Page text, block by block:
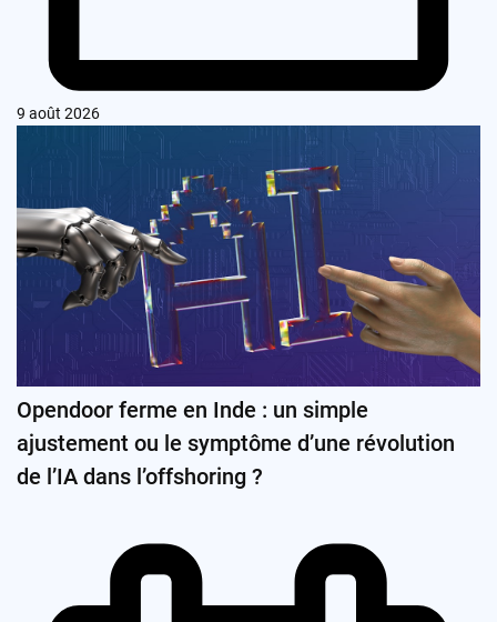
9 août 2026
Opendoor ferme en Inde : un simple
ajustement ou le symptôme d’une révolution
de l’IA dans l’offshoring ?